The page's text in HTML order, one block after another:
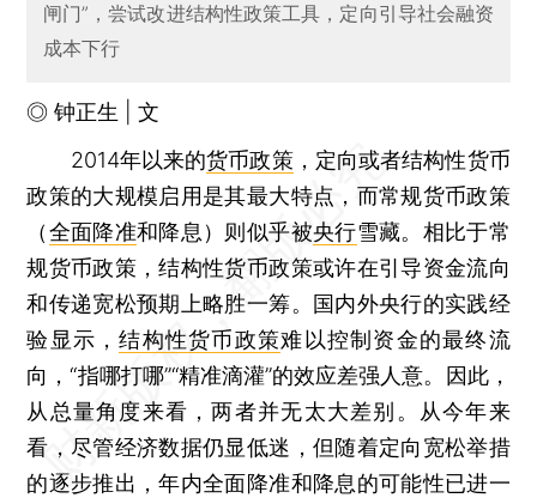
闸门”，尝试改进结构性政策工具，定向引导社会融资
成本下行
◎ 钟正生 | 文
2014年以来的货币政策，定向或者结构性货币
政策的大规模启用是其最大特点，而常规货币政策
（全面降准和降息）则似乎被央行雪藏。相比于常
规货币政策，结构性货币政策或许在引导资金流向
和传递宽松预期上略胜一筹。国内外央行的实践经
验显示，结构性货币政策难以控制资金的最终流
向，“指哪打哪”“精准滴灌”的效应差强人意。因此，
从总量角度来看，两者并无太大差别。从今年来
看，尽管经济数据仍显低迷，但随着定向宽松举措
的逐步推出，年内全面降准和降息的可能性已进一